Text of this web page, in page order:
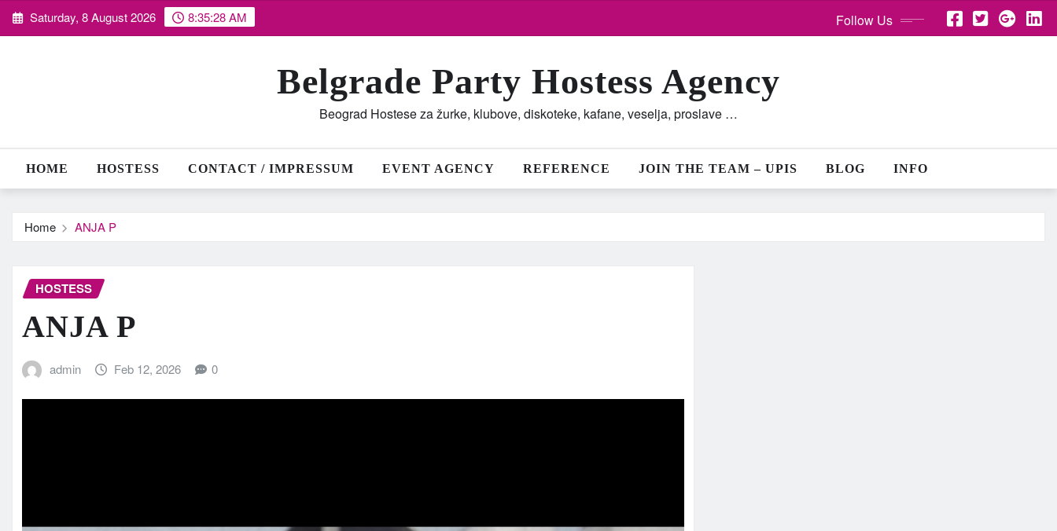
Skip Saturday, 8 August 2026 8:35:30 AM Follow Us
Belgrade Party Hostess Agency
Beograd Hostese za žurke, klubove, diskoteke, kafane, veselja, proslave …
HOME HOSTESS CONTACT / IMPRESSUM EVENT AGENCY REFERENCE JOIN THE TEAM – UPIS BLOG INFO
Home ANJA P
HOSTESS
ANJA P
admin Feb 12, 2026 0